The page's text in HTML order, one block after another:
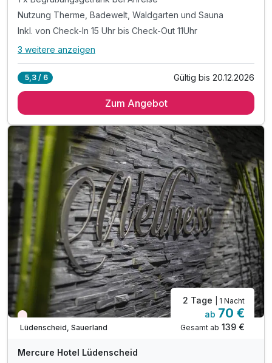
Nutzung Therme, Badewelt, Waldgarten und Sauna
Inkl. von Check-In 15 Uhr bis Check-Out 11Uhr
Alle Inklusivleistungen
1 x Begrüßungsgetränk bei Anreise
Inkl. von Check-In 15 Uhr bis Check-Out 11Uhr
inkl. Kuschel-Bademantel bei Anreise im Zimmer
Parkplatz nach Verfügbarkeit
inkl. WLAN
3 weitere anzeigen
5,3 / 6 Gültig bis 20.12.2026
Zum Angebot
Wieder frei ab September
Lüdenscheid, Sauerland
2 Tage | 1 Nacht
ab 70 €
Gesamt ab 139 €
Mercure Hotel Lüdenscheid